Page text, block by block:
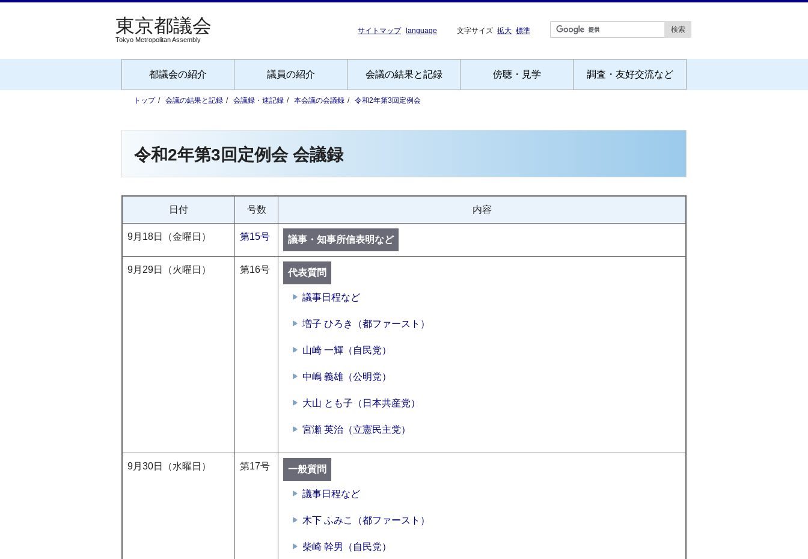
Tokyo Metropolitan Assembly
サイトマップ language 文字サイズ 拡大 標準
都議会の紹介 議員の紹介 会議の結果と記録 傍聴・見学 調査・友好交流など
トップ 会議の結果と記録 会議録・速記録 本会議の会議録 令和2年第3回定例会
令和2年第3回定例会 会議録
日付 号数 内容
9月18日（金曜日） 第15号 議事・知事所信表明など
9月29日（火曜日） 第16号 代表質問
議事日程など
増子 ひろき（都ファースト）
山崎 一輝（自民党）
中嶋 義雄（公明党）
大山 とも子（日本共産党）
宮瀬 英治（立憲民主党）
9月30日（水曜日） 第17号 一般質問
議事日程など
木下 ふみこ（都ファースト）
柴崎 幹男（自民党）